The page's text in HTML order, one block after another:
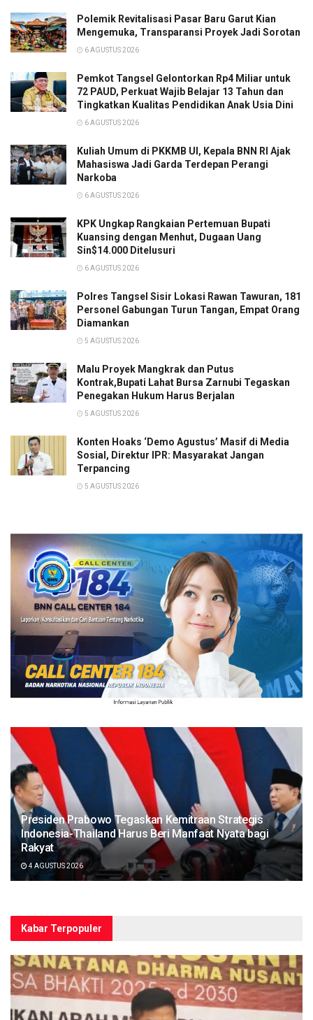
Polemik Revitalisasi Pasar Baru Garut Kian
Mengemuka, Transparansi Proyek Jadi Sorotan
6 AGUSTUS 2026
Pemkot Tangsel Gelontorkan Rp4 Miliar untuk
72 PAUD, Perkuat Wajib Belajar 13 Tahun dan
Tingkatkan Kualitas Pendidikan Anak Usia Dini
6 AGUSTUS 2026
Kuliah Umum di PKKMB UI, Kepala BNN RI Ajak
Mahasiswa Jadi Garda Terdepan Perangi
Narkoba
6 AGUSTUS 2026
KPK Ungkap Rangkaian Pertemuan Bupati
Kuansing dengan Menhut, Dugaan Uang
Sin$14.000 Ditelusuri
6 AGUSTUS 2026
Polres Tangsel Sisir Lokasi Rawan Tawuran, 181
Personel Gabungan Turun Tangan, Empat Orang
Diamankan
5 AGUSTUS 2026
Malu Proyek Mangkrak dan Putus
Kontrak,Bupati Lahat Bursa Zarnubi Tegaskan
Penegakan Hukum Harus Berjalan
5 AGUSTUS 2026
Konten Hoaks ‘Demo Agustus’ Masif di Media
Sosial, Direktur IPR: Masyarakat Jangan
Terpancing
5 AGUSTUS 2026
Presiden Prabowo Tegaskan Kemitraan Strategis
Indonesia-Thailand Harus Beri Manfaat Nyata bagi
Rakyat
4 AGUSTUS 2026
Kabar Terpopuler